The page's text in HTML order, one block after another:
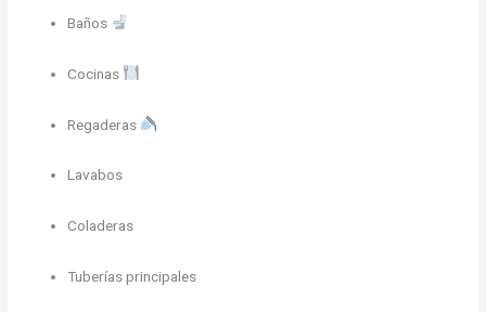
Baños
Cocinas
Regaderas
Lavabos
Coladeras
Tuberías principales